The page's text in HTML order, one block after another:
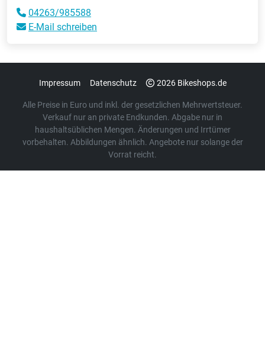
04263/985588
E-Mail schreiben
Impressum Datenschutz 2026 Bikeshops.de
Alle Preise in Euro und inkl. der gesetzlichen Mehrwertsteuer.
Verkauf nur an private Endkunden. Abgabe nur in
haushaltsüblichen Mengen. Änderungen und Irrtümer
vorbehalten. Abbildungen ähnlich. Angebote nur solange der
Vorrat reicht.